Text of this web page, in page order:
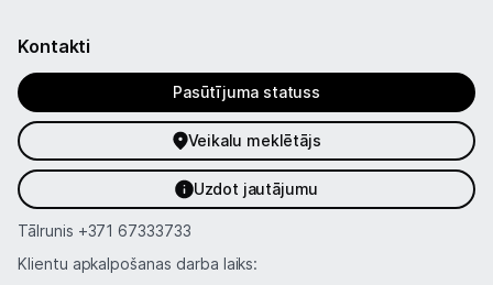
Kontakti
Pasūtījuma statuss
Veikalu meklētājs
Uzdot jautājumu
Tālrunis +371 67333733
Klientu apkalpošanas darba laiks: